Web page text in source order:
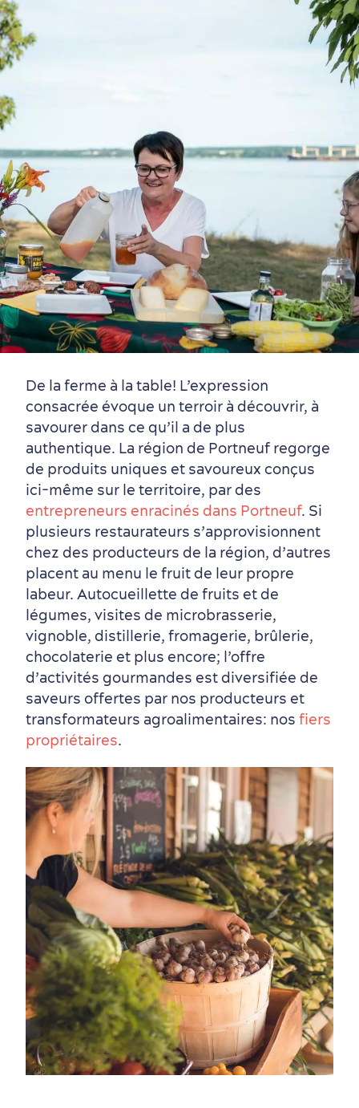
En famille
De la ferme à la table! L’expression
consacrée évoque un terroir à découvrir, à
savourer dans ce qu’il a de plus
authentique. La région de Portneuf regorge
de produits uniques et savoureux conçus
ici-même sur le territoire, par des
entrepreneurs enracinés dans Portneuf. Si
plusieurs restaurateurs s’approvisionnent
chez des producteurs de la région, d’autres
placent au menu le fruit de leur propre
labeur. Autocueillette de fruits et de
légumes, visites de microbrasserie,
vignoble, distillerie, fromagerie, brûlerie,
chocolaterie et plus encore; l’offre
d’activités gourmandes est diversifiée de
saveurs offertes par nos producteurs et
transformateurs agroalimentaires: nos fiers
propriétaires.